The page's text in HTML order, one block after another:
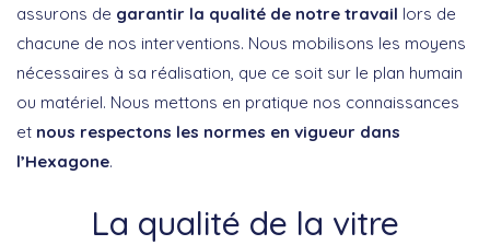
assurons de garantir la qualité de notre travail lors de
chacune de nos interventions. Nous mobilisons les moyens
nécessaires à sa réalisation, que ce soit sur le plan humain
ou matériel. Nous mettons en pratique nos connaissances
et nous respectons les normes en vigueur dans
l’Hexagone.
La qualité de la vitre